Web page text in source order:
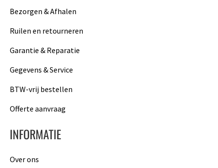
Bezorgen & Afhalen
Ruilen en retourneren
Garantie & Reparatie
Gegevens & Service
BTW-vrij bestellen
Offerte aanvraag
INFORMATIE
Over ons